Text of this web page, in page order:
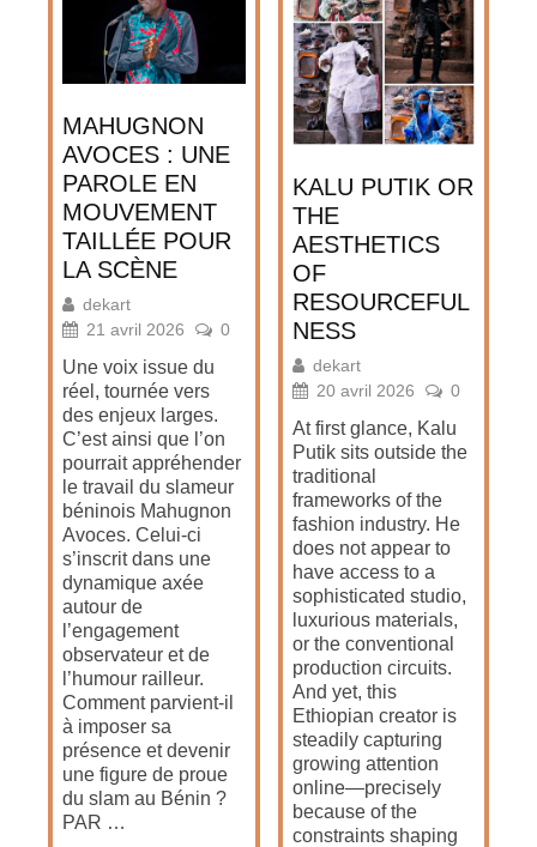
MAHUGNON
AVOCES : UNE
PAROLE EN
MOUVEMENT
TAILLÉE POUR
LA SCÈNE
dekart
21 avril 2026
0
Une voix issue du
réel, tournée vers
des enjeux larges.
C’est ainsi que l’on
pourrait appréhender
le travail du slameur
béninois Mahugnon
Avoces. Celui-ci
s’inscrit dans une
dynamique axée
autour de
l’engagement
observateur et de
l’humour railleur.
Comment parvient-il
à imposer sa
présence et devenir
une figure de proue
du slam au Bénin ?
PAR …
KALU PUTIK OR
THE
AESTHETICS
OF
RESOURCEFUL
NESS
dekart
20 avril 2026
0
At first glance, Kalu
Putik sits outside the
traditional
frameworks of the
fashion industry. He
does not appear to
have access to a
sophisticated studio,
luxurious materials,
or the conventional
production circuits.
And yet, this
Ethiopian creator is
steadily capturing
growing attention
online—precisely
because of the
constraints shaping